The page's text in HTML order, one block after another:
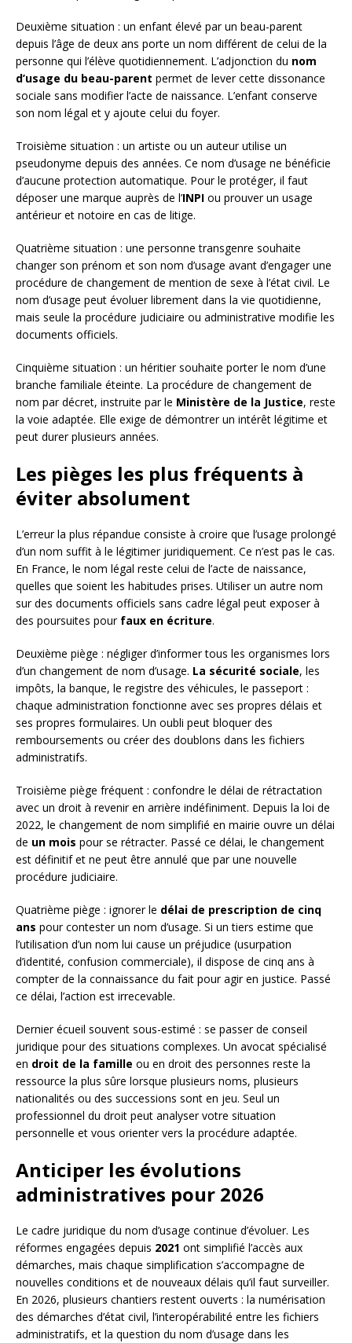
Deuxième situation : un enfant élevé par un beau-parent
depuis l’âge de deux ans porte un nom différent de celui de la
personne qui l’élève quotidiennement. L’adjonction du nom
d’usage du beau-parent permet de lever cette dissonance
sociale sans modifier l’acte de naissance. L’enfant conserve
son nom légal et y ajoute celui du foyer.
Troisième situation : un artiste ou un auteur utilise un
pseudonyme depuis des années. Ce nom d’usage ne bénéficie
d’aucune protection automatique. Pour le protéger, il faut
déposer une marque auprès de l’INPI ou prouver un usage
antérieur et notoire en cas de litige.
Quatrième situation : une personne transgenre souhaite
changer son prénom et son nom d’usage avant d’engager une
procédure de changement de mention de sexe à l’état civil. Le
nom d’usage peut évoluer librement dans la vie quotidienne,
mais seule la procédure judiciaire ou administrative modifie les
documents officiels.
Cinquième situation : un héritier souhaite porter le nom d’une
branche familiale éteinte. La procédure de changement de
nom par décret, instruite par le Ministère de la Justice, reste
la voie adaptée. Elle exige de démontrer un intérêt légitime et
peut durer plusieurs années.
Les pièges les plus fréquents à
éviter absolument
L’erreur la plus répandue consiste à croire que l’usage prolongé
d’un nom suffit à le légitimer juridiquement. Ce n’est pas le cas.
En France, le nom légal reste celui de l’acte de naissance,
quelles que soient les habitudes prises. Utiliser un autre nom
sur des documents officiels sans cadre légal peut exposer à
des poursuites pour faux en écriture.
Deuxième piège : négliger d’informer tous les organismes lors
d’un changement de nom d’usage. La sécurité sociale, les
impôts, la banque, le registre des véhicules, le passeport :
chaque administration fonctionne avec ses propres délais et
ses propres formulaires. Un oubli peut bloquer des
remboursements ou créer des doublons dans les fichiers
administratifs.
Troisième piège fréquent : confondre le délai de rétractation
avec un droit à revenir en arrière indéfiniment. Depuis la loi de
2022, le changement de nom simplifié en mairie ouvre un délai
de un mois pour se rétracter. Passé ce délai, le changement
est définitif et ne peut être annulé que par une nouvelle
procédure judiciaire.
Quatrième piège : ignorer le délai de prescription de cinq
ans pour contester un nom d’usage. Si un tiers estime que
l’utilisation d’un nom lui cause un préjudice (usurpation
d’identité, confusion commerciale), il dispose de cinq ans à
compter de la connaissance du fait pour agir en justice. Passé
ce délai, l’action est irrecevable.
Dernier écueil souvent sous-estimé : se passer de conseil
juridique pour des situations complexes. Un avocat spécialisé
en droit de la famille ou en droit des personnes reste la
ressource la plus sûre lorsque plusieurs noms, plusieurs
nationalités ou des successions sont en jeu. Seul un
professionnel du droit peut analyser votre situation
personnelle et vous orienter vers la procédure adaptée.
Anticiper les évolutions
administratives pour 2026
Le cadre juridique du nom d’usage continue d’évoluer. Les
réformes engagées depuis 2021 ont simplifié l’accès aux
démarches, mais chaque simplification s’accompagne de
nouvelles conditions et de nouveaux délais qu’il faut surveiller.
En 2026, plusieurs chantiers restent ouverts : la numérisation
des démarches d’état civil, l’interopérabilité entre les fichiers
administratifs, et la question du nom d’usage dans les